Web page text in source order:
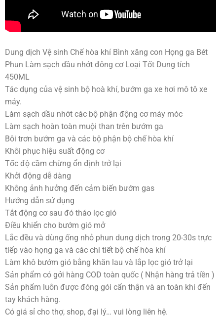
Dung dịch Vệ sinh Chế hòa khí Bình xăng con Họng ga Bét
Phun Làm sạch dầu nhớt đông cơ Loại Tốt Dung tích
450ML
Tác dụng của vệ sinh bộ hoà khí, bướm ga xe hơi mô tô xe
máy.
Làm sạch dầu nhớt các bộ phận động cơ máy móc
Làm sạch hoàn toàn muội than trên bướm ga
Bôi trơn bướm ga và các bộ phận bộ chế hòa khí
Khôi phục hiệu suất động cơ
Tốc độ cầm chừng ổn định trở lại
Khởi động dễ dàng
Không ảnh hưởng đến cảm biến bướm gas
Hướng dẫn sử dụng
Tắt động cơ sau đó tháo lọc gió
Điều khiển cho bướm gió mở
Lắc đều và dùng ống nhỏ phun dung dịch trong 20-30s trực
tiếp vào họng ga và các chi tiết bộ chế hòa khí
Làm khô bướm gió bằng khăn lau và lắp lọc gió trở lại
Sản phẩm có gởi hàng COD toàn quốc ( Nhận hàng trả tiền )
Sản phẩm luôn được đóng gói cẩn thận và an toàn khi đến
tay khách hàng.
Có giá sỉ cho thợ, shop, đại lý… vui lòng liên hệ.